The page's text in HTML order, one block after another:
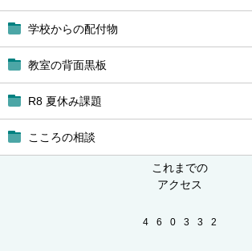
学校からの配付物
教室の背面黒板
R8 夏休み課題
こころの相談
これまでの
アクセス
4 6 0 3 3 2